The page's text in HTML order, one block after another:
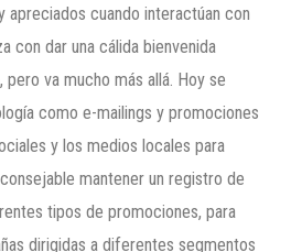
apreciados cuando interactúan con
con dar una cálida bienvenida
pero va mucho más allá. Hoy se
como e-mailings y promociones
y los medios locales para
mantener un registro de
tipos de promociones, para
dirigidas a diferentes segmentos